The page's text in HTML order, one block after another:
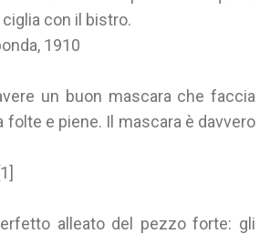
con il bistro.
1910
un buon mascara che faccia
folte e piene. Il mascara è davvero
[1]
alleato del pezzo forte: gli